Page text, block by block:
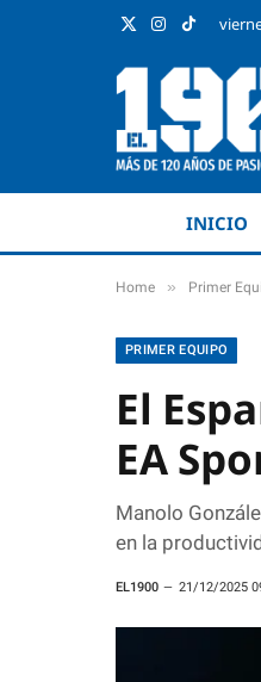
X
Instagram
TikTok
INICIO
Home » Primer
PRIMER EQUIPO
El
EA
Manolo
en la
EL1900 21/12/2025